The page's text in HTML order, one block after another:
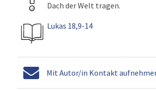
Dach der Welt tragen.
Lukas 18,9-14
Mit Autor/in Kontakt